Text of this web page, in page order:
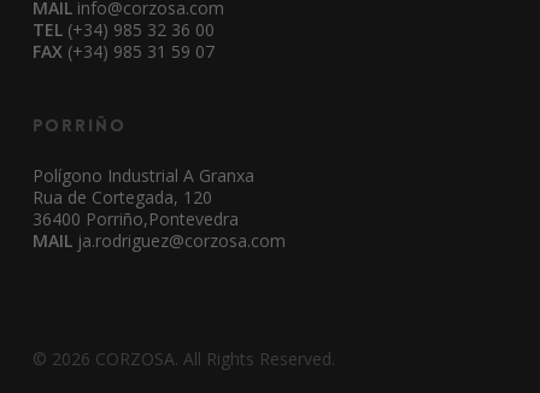
MAIL info@corzosa.com
TEL (+34) 985 32 36 00
FAX(+34) 985 31 59 07
Porriño
Polígono Industrial A Granxa
Rua de Cortegada, 120
36400 Porriño,Pontevedra
MAILja.rodriguez@corzosa.com
© 2026 CORZOSA. All Rights Reserved.